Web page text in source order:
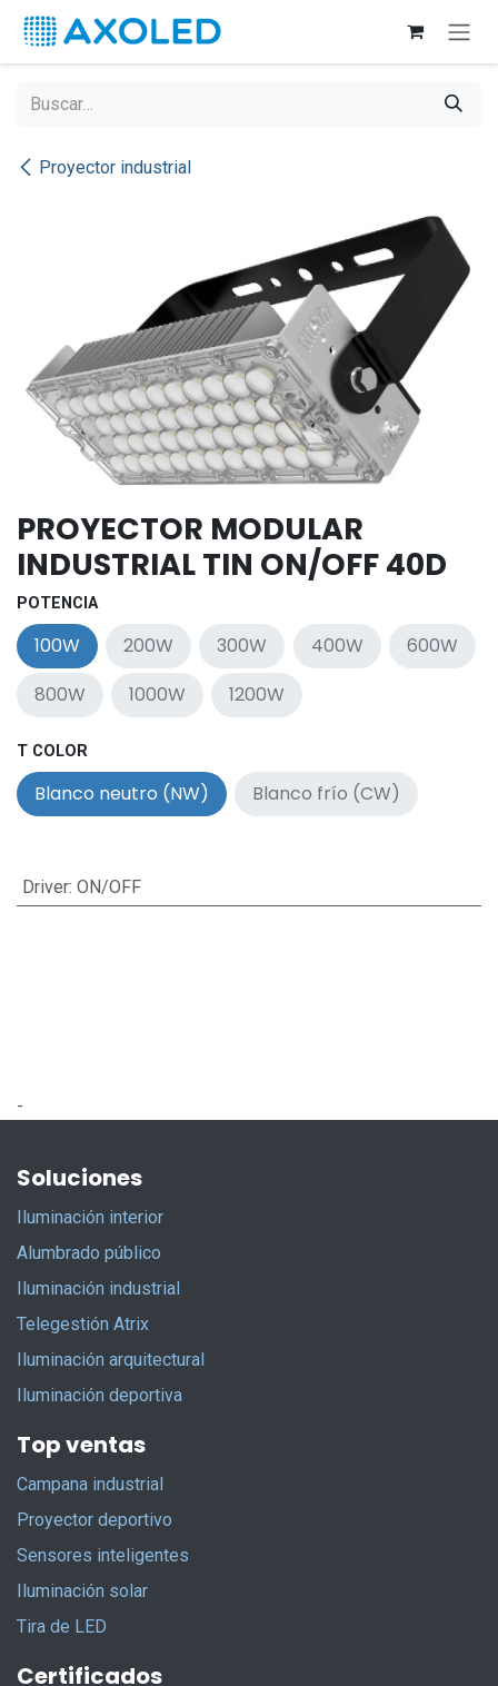
Ir al contenido
Proyector industrial
PROYECTOR MODULAR
INDUSTRIAL TIN ON/OFF 40D
POTENCIA
100W 200W 300W 400W
600W
800W
1000W 1200W
T COLOR
Blanco neutro (NW) Blanco frío (CW)
Driver: ON/OFF
-
Soluciones
Iluminación interior
Alumbrado público
Iluminación industrial
Telegestión Atrix
Iluminación arquitectural
Iluminación deportiva
Top ventas
Campana industrial
Proyector deportivo
Sensores inteligentes
Iluminación solar
Tira de LED
Certificados